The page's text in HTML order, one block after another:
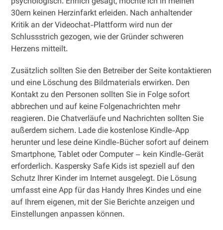
30ern keinen Herzinfarkt erleiden. Nach anhaltender
Kritik an der Videochat-Plattform wird nun der
Schlussstrich gezogen, wie der Gründer schweren
Herzens mitteilt.
Zusätzlich sollten Sie den Betreiber der Seite kontaktieren
und eine Löschung des Bildmaterials erwirken. Den
Kontakt zu den Personen sollten Sie in Folge sofort
abbrechen und auf keine Folgenachrichten mehr
reagieren. Die Chatverläufe und Nachrichten sollten Sie
außerdem sichern. Lade die kostenlose Kindle-App
herunter und lese deine Kindle-Bücher sofort auf deinem
Smartphone, Tablet oder Computer – kein Kindle-Gerät
erforderlich. Kaspersky Safe Kids ist speziell auf den
Schutz Ihrer Kinder im Internet ausgelegt. Die Lösung
umfasst eine App für das Handy Ihres Kindes und eine
auf Ihrem eigenen, mit der Sie Berichte anzeigen und
Einstellungen anpassen können.